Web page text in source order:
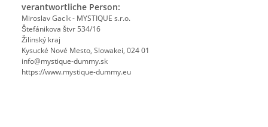
verantwortliche Person:
Miroslav Gacík - MYSTIQUE s.r.o.
Štefánikova štvr 534/16
Žilinský kraj
Kysucké Nové Mesto, Slowakei, 024 01
info@mystique-dummy.sk
https://www.mystique-dummy.eu